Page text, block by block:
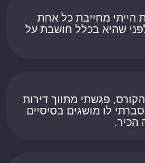
הייתי מחייבת כל אחת
שהיא בכלל חושבת על
פגשתי מתווך דירות
לו מושגים בסיסיים
הכיר.